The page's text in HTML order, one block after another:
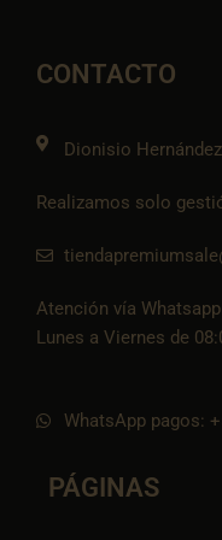
o
k
r
a
p
e
CONTACTO
Dionisio
Realizamos solo
Atención vía Whatsapp
Lunes a Viernes de
WhatsApp pagos:
PÁGINAS